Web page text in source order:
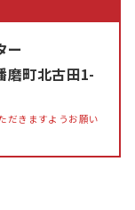
ー
町北古田1-
だきますようお願い